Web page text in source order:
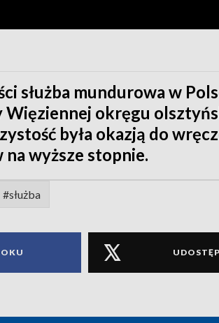
służba mundurowa w
Więziennej okręgu
była okazją do
wyższe stopnie.
#służba